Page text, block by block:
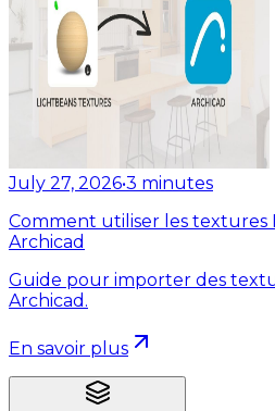
July 27, 2026•3 minutes
Comment utiliser les textures
Archicad
Guide pour importer des
Archicad.
En savoir plus